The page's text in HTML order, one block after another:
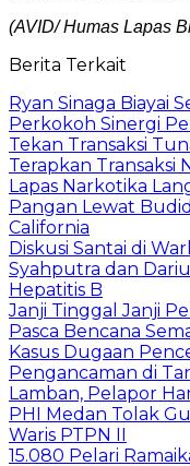
(AVID/ Humas Lapas
Berita Terkait
Ryan Sinaga Biayai
Perkokoh Sinergi
Tekan Transaksi
Terapkan Transaksi
Lapas Narkotika
Pangan Lewat
California
Diskusi Santai di
Syahputra dan
Hepatitis B
Janji Tinggal Janji
Pasca Bencana
Kasus Dugaan
Pengancaman di
Lamban, Pelapor
PHI Medan Tolak
Waris PTPN II
15.080 Pelari